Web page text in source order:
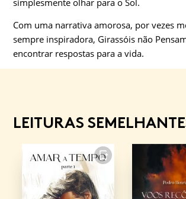
simplesmente olhar para o Sol.
Com uma narrativa amorosa, por vezes
sempre inspiradora, Girassóis não
encontrar respostas para a vida.
LEITURAS
FAVORITO